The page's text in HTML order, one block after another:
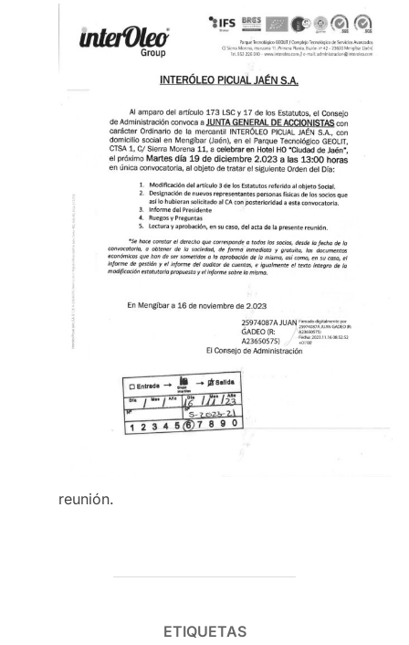
reunión.
ETIQUETAS